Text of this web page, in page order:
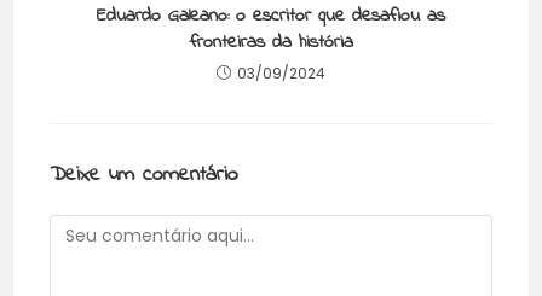
Eduardo Galeano: o escritor que desafiou as
fronteiras da história
03/09/2024
Deixe um comentário